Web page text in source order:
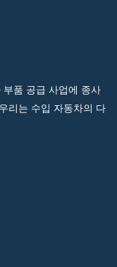
품 공급 사업에 종사
리는 수입 자동차의 다